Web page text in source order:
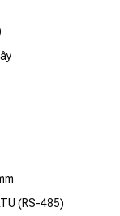
(RS-485)